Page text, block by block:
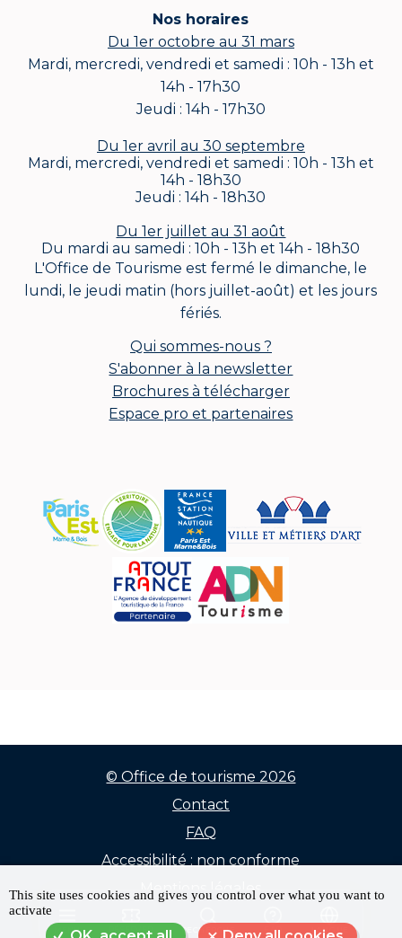
Nos horaires
Du 1er octobre au 31 mars
Mardi, mercredi, vendredi et samedi : 10h - 13h et
14h - 17h30
Jeudi : 14h - 17h30
Du 1er avril au 30 septembre
Mardi, mercredi, vendredi et samedi : 10h - 13h et
14h - 18h30
Jeudi : 14h - 18h30
Du 1er juillet au 31 août
Du mardi au samedi : 10h - 13h et 14h - 18h30
L'Office de Tourisme est fermé le dimanche, le
lundi, le jeudi matin (hors juillet-août) et les jours
fériés.
Qui sommes-nous ?
S'abonner à la newsletter
Brochures à télécharger
Espace pro et partenaires
© Office de tourisme 2026
Pied
de
page
Contact
FAQ
Accessibilité : non conforme
Mentions légales
MENU RÉSERVER RECHERCHE FAQ LANGUE
This site uses cookies and gives you control over what you want to
activate